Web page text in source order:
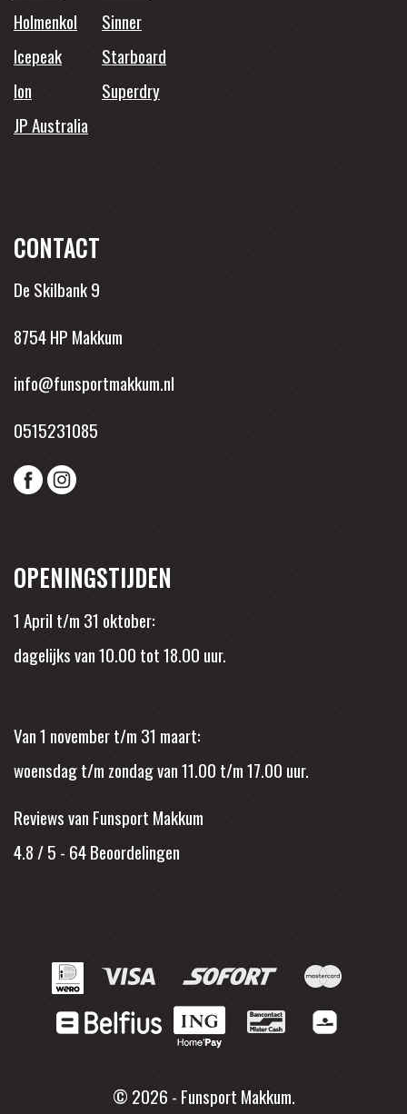
Holmenkol
Sinner
Icepeak
Starboard
Ion
Superdry
JP Australia
CONTACT
De Skilbank 9
8754 HP Makkum
info@funsportmakkum.nl
0515231085
OPENINGSTIJDEN
1 April t/m 31 oktober:
dagelijks van 10.00 tot 18.00 uur.
Van 1 november t/m 31 maart:
woensdag t/m zondag van 11.00 t/m 17.00 uur.
Reviews van Funsport Makkum
4.8 / 5 - 64Beoordelingen
© 2026 - Funsport Makkum.